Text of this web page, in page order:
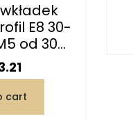
E8 30-
od 30...
cart